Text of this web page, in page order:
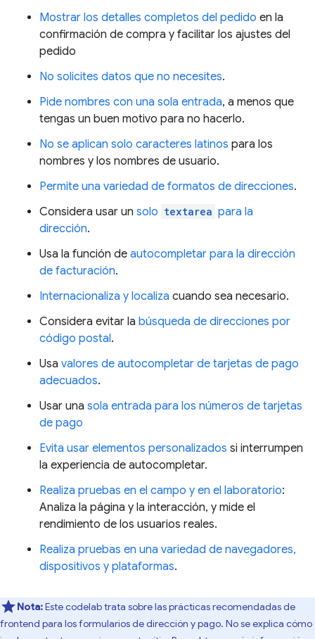
Mostrar los detalles completos del pedido en la
confirmación de compra y facilitar los ajustes del
pedido
No solicites datos que no necesites.
Pide nombres con una sola entrada, a menos que
tengas un buen motivo para no hacerlo.
No se aplican solo caracteres latinos para los
nombres y los nombres de usuario.
Permite una variedad de formatos de direcciones.
Considera usar un solo textarea para la
dirección.
Usa la función de autocompletar para la dirección
de facturación.
Internacionaliza y localiza cuando sea necesario.
Considera evitar la búsqueda de direcciones por
código postal.
Usa valores de autocompletar de tarjetas de pago
adecuados.
Usar una sola entrada para los números de tarjetas
de pago
Evita usar elementos personalizados si interrumpen
la experiencia de autocompletar.
Realiza pruebas en el campo y en el laboratorio:
Analiza la página y la interacción, y mide el
rendimiento de los usuarios reales.
Realiza pruebas en una variedad de navegadores,
dispositivos y plataformas.
Nota:Este codelab trata sobre las prácticas recomendadas de
frontend para los formularios de dirección y pago. No se explica cómo